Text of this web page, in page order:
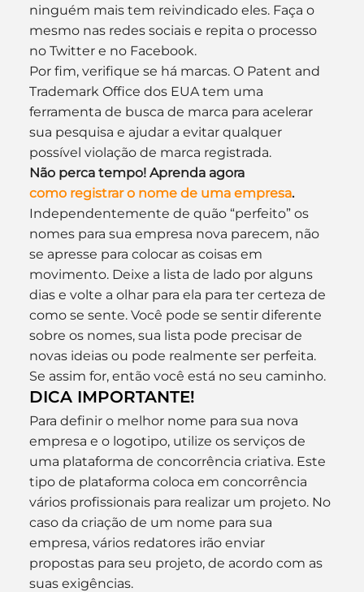
ninguém mais tem reivindicado eles. Faça o
mesmo nas redes sociais e repita o processo
no Twitter e no Facebook.
Por fim, verifique se há marcas. O Patent and
Trademark Office dos EUA tem uma
ferramenta de busca de marca para acelerar
sua pesquisa e ajudar a evitar qualquer
possível violação de marca registrada.
Não perca tempo! Aprenda agora
como registrar o nome de uma empresa.
Independentemente de quão “perfeito” os
nomes para sua empresa nova parecem, não
se apresse para colocar as coisas em
movimento. Deixe a lista de lado por alguns
dias e volte a olhar para ela para ter certeza de
como se sente. Você pode se sentir diferente
sobre os nomes, sua lista pode precisar de
novas ideias ou pode realmente ser perfeita.
Se assim for, então você está no seu caminho.
DICA IMPORTANTE!
Para definir o melhor nome para sua nova
empresa e o logotipo, utilize os serviços de
uma plataforma de concorrência criativa. Este
tipo de plataforma coloca em concorrência
vários profissionais para realizar um projeto. No
caso da criação de um nome para sua
empresa, vários redatores irão enviar
propostas para seu projeto, de acordo com as
suas exigências.